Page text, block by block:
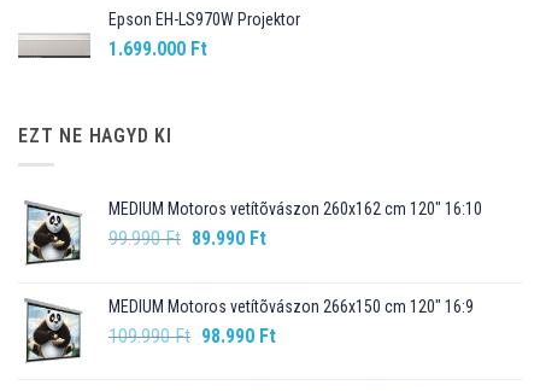
Epson EH-LS970W Projektor
1.699.000 Ft
EZT NE HAGYD KI
MEDIUM Motoros vetítõvászon 260x162 cm 120" 16:10
99.990Ft Original
99.990 Ft.
89.990 FtCurrent
89.990 Ft.
MEDIUM Motoros vetítõvászon 266x150 cm 120" 16:9
109.990Ft Original
98.990 FtCurrent